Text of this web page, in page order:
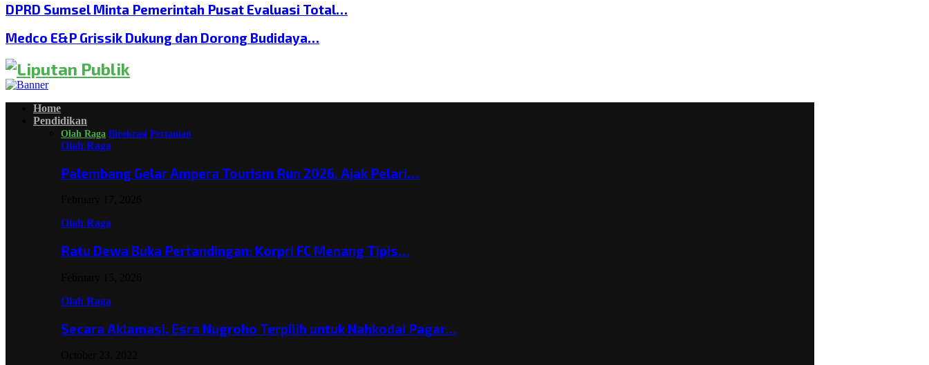
DPRD Sumsel Minta Pemerintah Pusat Evaluasi Total…
Medco E&P Grissik Dukung dan Dorong Budidaya…
Home
Pendidikan
Olah Raga Birokrasi Pertanian
Olah Raga
Palembang Gelar Ampera Tourism Run 2026, Ajak Pelari…
Olah Raga
Ratu Dewa Buka Pertandingan: Korpri FC Menang Tipis…
Olah Raga
Secara Aklamasi, Esra Nugroho Terpilih untuk Nahkodai Pagar…